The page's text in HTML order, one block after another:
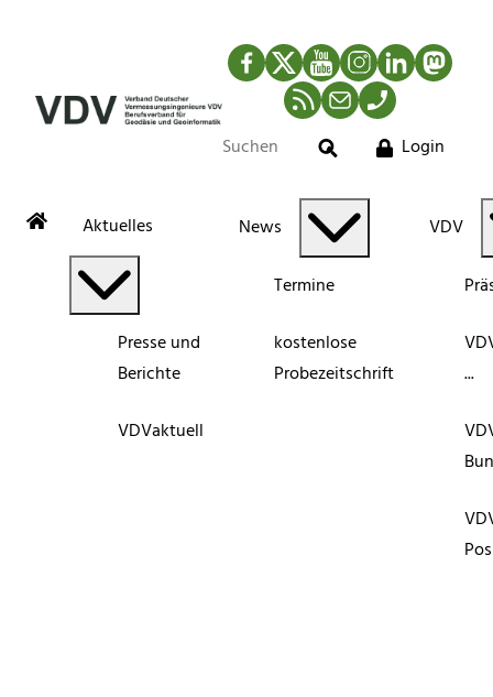
Facebook
TwitterYouTubeInstagram
LinkedIn
RSS-Newsfeed
MailTelefon
Suche
Login
Aktuelles
Presse und
Berichte
VDVaktuell
News
Termine
kostenlose
Probezeitschrift
VDV
...